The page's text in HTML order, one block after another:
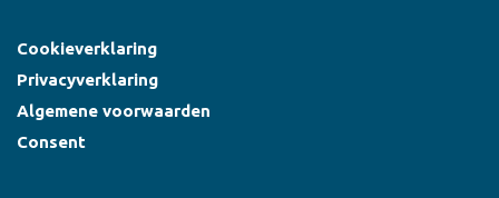
Cookieverklaring
Privacyverklaring
Algemene voorwaarden
Consent